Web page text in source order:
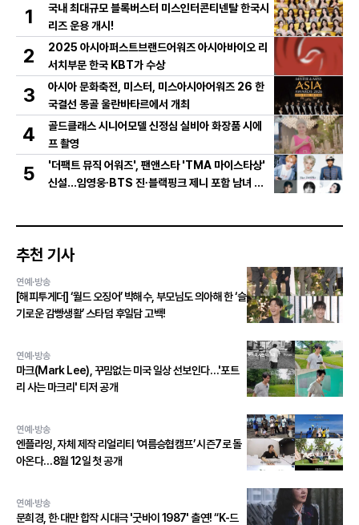
1
국내 최대규모 블록버스터 미스인터콘티넨탈 한국시
리즈 운용 개시!
2
2025 아시아퍼스트브랜드어워즈 아시아바이오 리
서치부문 한국 KBT가 수상
3
아시아 문화축전, 미스터, 미스아시아어워즈 26 한
국결선 몽골 울란바타르에서 개최
4
골드클래스 시니어모델 신정심 실비아 화장품 시에
프 촬영
5
'더팩트 뮤직 어워즈', 팬앤스타 'TMA 마이스타상'
신설...임영웅∙BTS 진∙블랙핑크 제니 포함 남녀 아
추천 기사
연예·방송
[해피투게더] ‘월드 오징어’ 박해수, 부모님도 의아해 한 ‘슬
기로운 감빵생활’ 스타덤 후일담 고백!
연예·방송
마크(Mark Lee), 꾸밈없는 미국 일상 선보인다…'포트
리 사는 마크리' 티저 공개
연예·방송
엔플라잉, 자체 제작 리얼리티 ‘여름승협캠프’ 시즌7로 돌
아온다…8월 12일 첫 공개
연예·방송
문희경, 한·대만 합작 시대극 '굿바이 1987' 출연! “K-드